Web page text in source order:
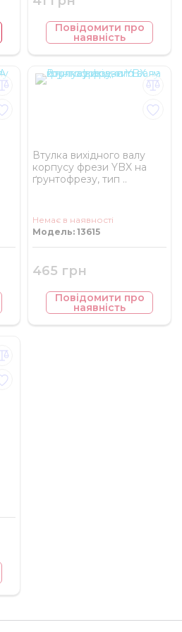
Повідомити про
наявність
Втулка вихідного валу
корпусу фрези YBX на
ґрунтофрезу, тип ..
Немає в наявності
Модель: 13615
465 грн
Повідомити про
наявність